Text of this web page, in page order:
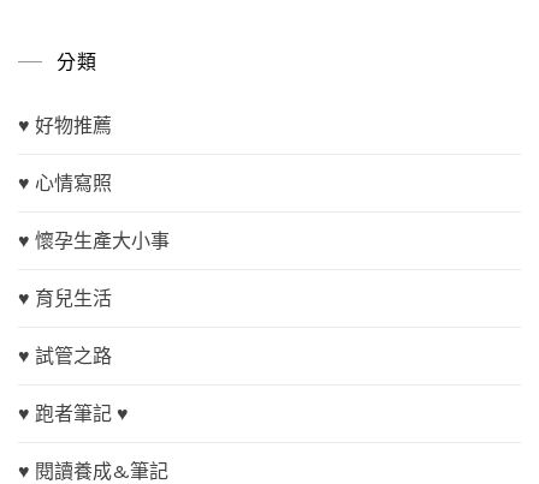
分類
♥ 好物推薦
♥ 心情寫照
♥ 懷孕生產大小事
♥ 育兒生活
♥ 試管之路
♥ 跑者筆記 ♥
♥ 閱讀養成&筆記